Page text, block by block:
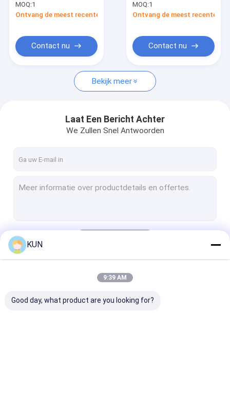
Nieuws
Vraag een offerte
Automaatkiosk
ATM-contant geldmachine
De Machine van de contant geldstorting
De Machine van de kaartjeskiosk
Card Reader Versie E
MOQ:1
Ontvang de meest recente Prijs
Contact nu
Card Reader Versie D
MOQ:1
Ontvang de meest recente
Contact nu
Bekijk meer
Laat Een Bericht Achter
We Zullen Snel Antwoorden
KUN
9:39 AM
Good day, what product are you looking for?